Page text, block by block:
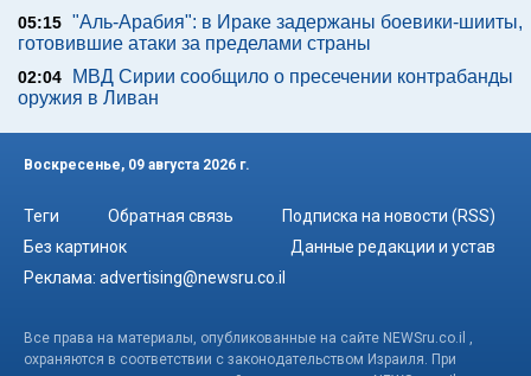
05:15 "Аль-Арабия": в Ираке задержаны боевики-шииты,
готовившие атаки за пределами страны
02:04
МВД Сирии сообщило о пресечении контрабанды
оружия в Ливан
Воскресенье, 09 августа 2026 г.
Теги Обратная связь
Подписка на новости (RSS)
Без картинок
Данные редакции и устав
Реклама: advertising@newsru.co.il
Все права на материалы, опубликованные на сайте NEWSru.co.il ,
охраняются в соответствии с законодательством Израиля. При